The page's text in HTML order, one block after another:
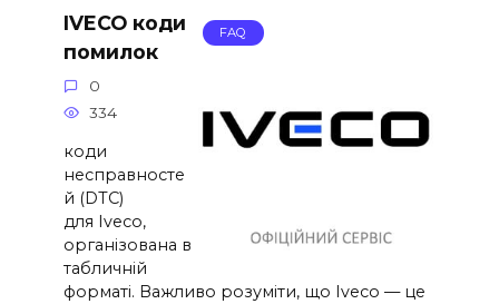
FAQ
IVECO коди
помилок
0
334
коди
несправносте
й (DTC)
для Iveco,
організована в
табличній
форматі. Важливо розуміти, що Iveco — це